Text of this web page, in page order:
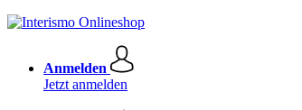
Anmelden
Jetzt anmelden